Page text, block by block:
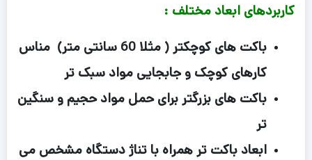
کاربردهای ابعاد مختلف :
باکت های کوچکتر ( مثلا 60 سانتی متر) مناس
کارهای کوچک و جابجایی مواد سبک تر
باکت های بزرگتر برای حمل مواد حجیم و سنگین
تر
ابعاد باکت تر همراه با تناژ دستگاه مشخص می